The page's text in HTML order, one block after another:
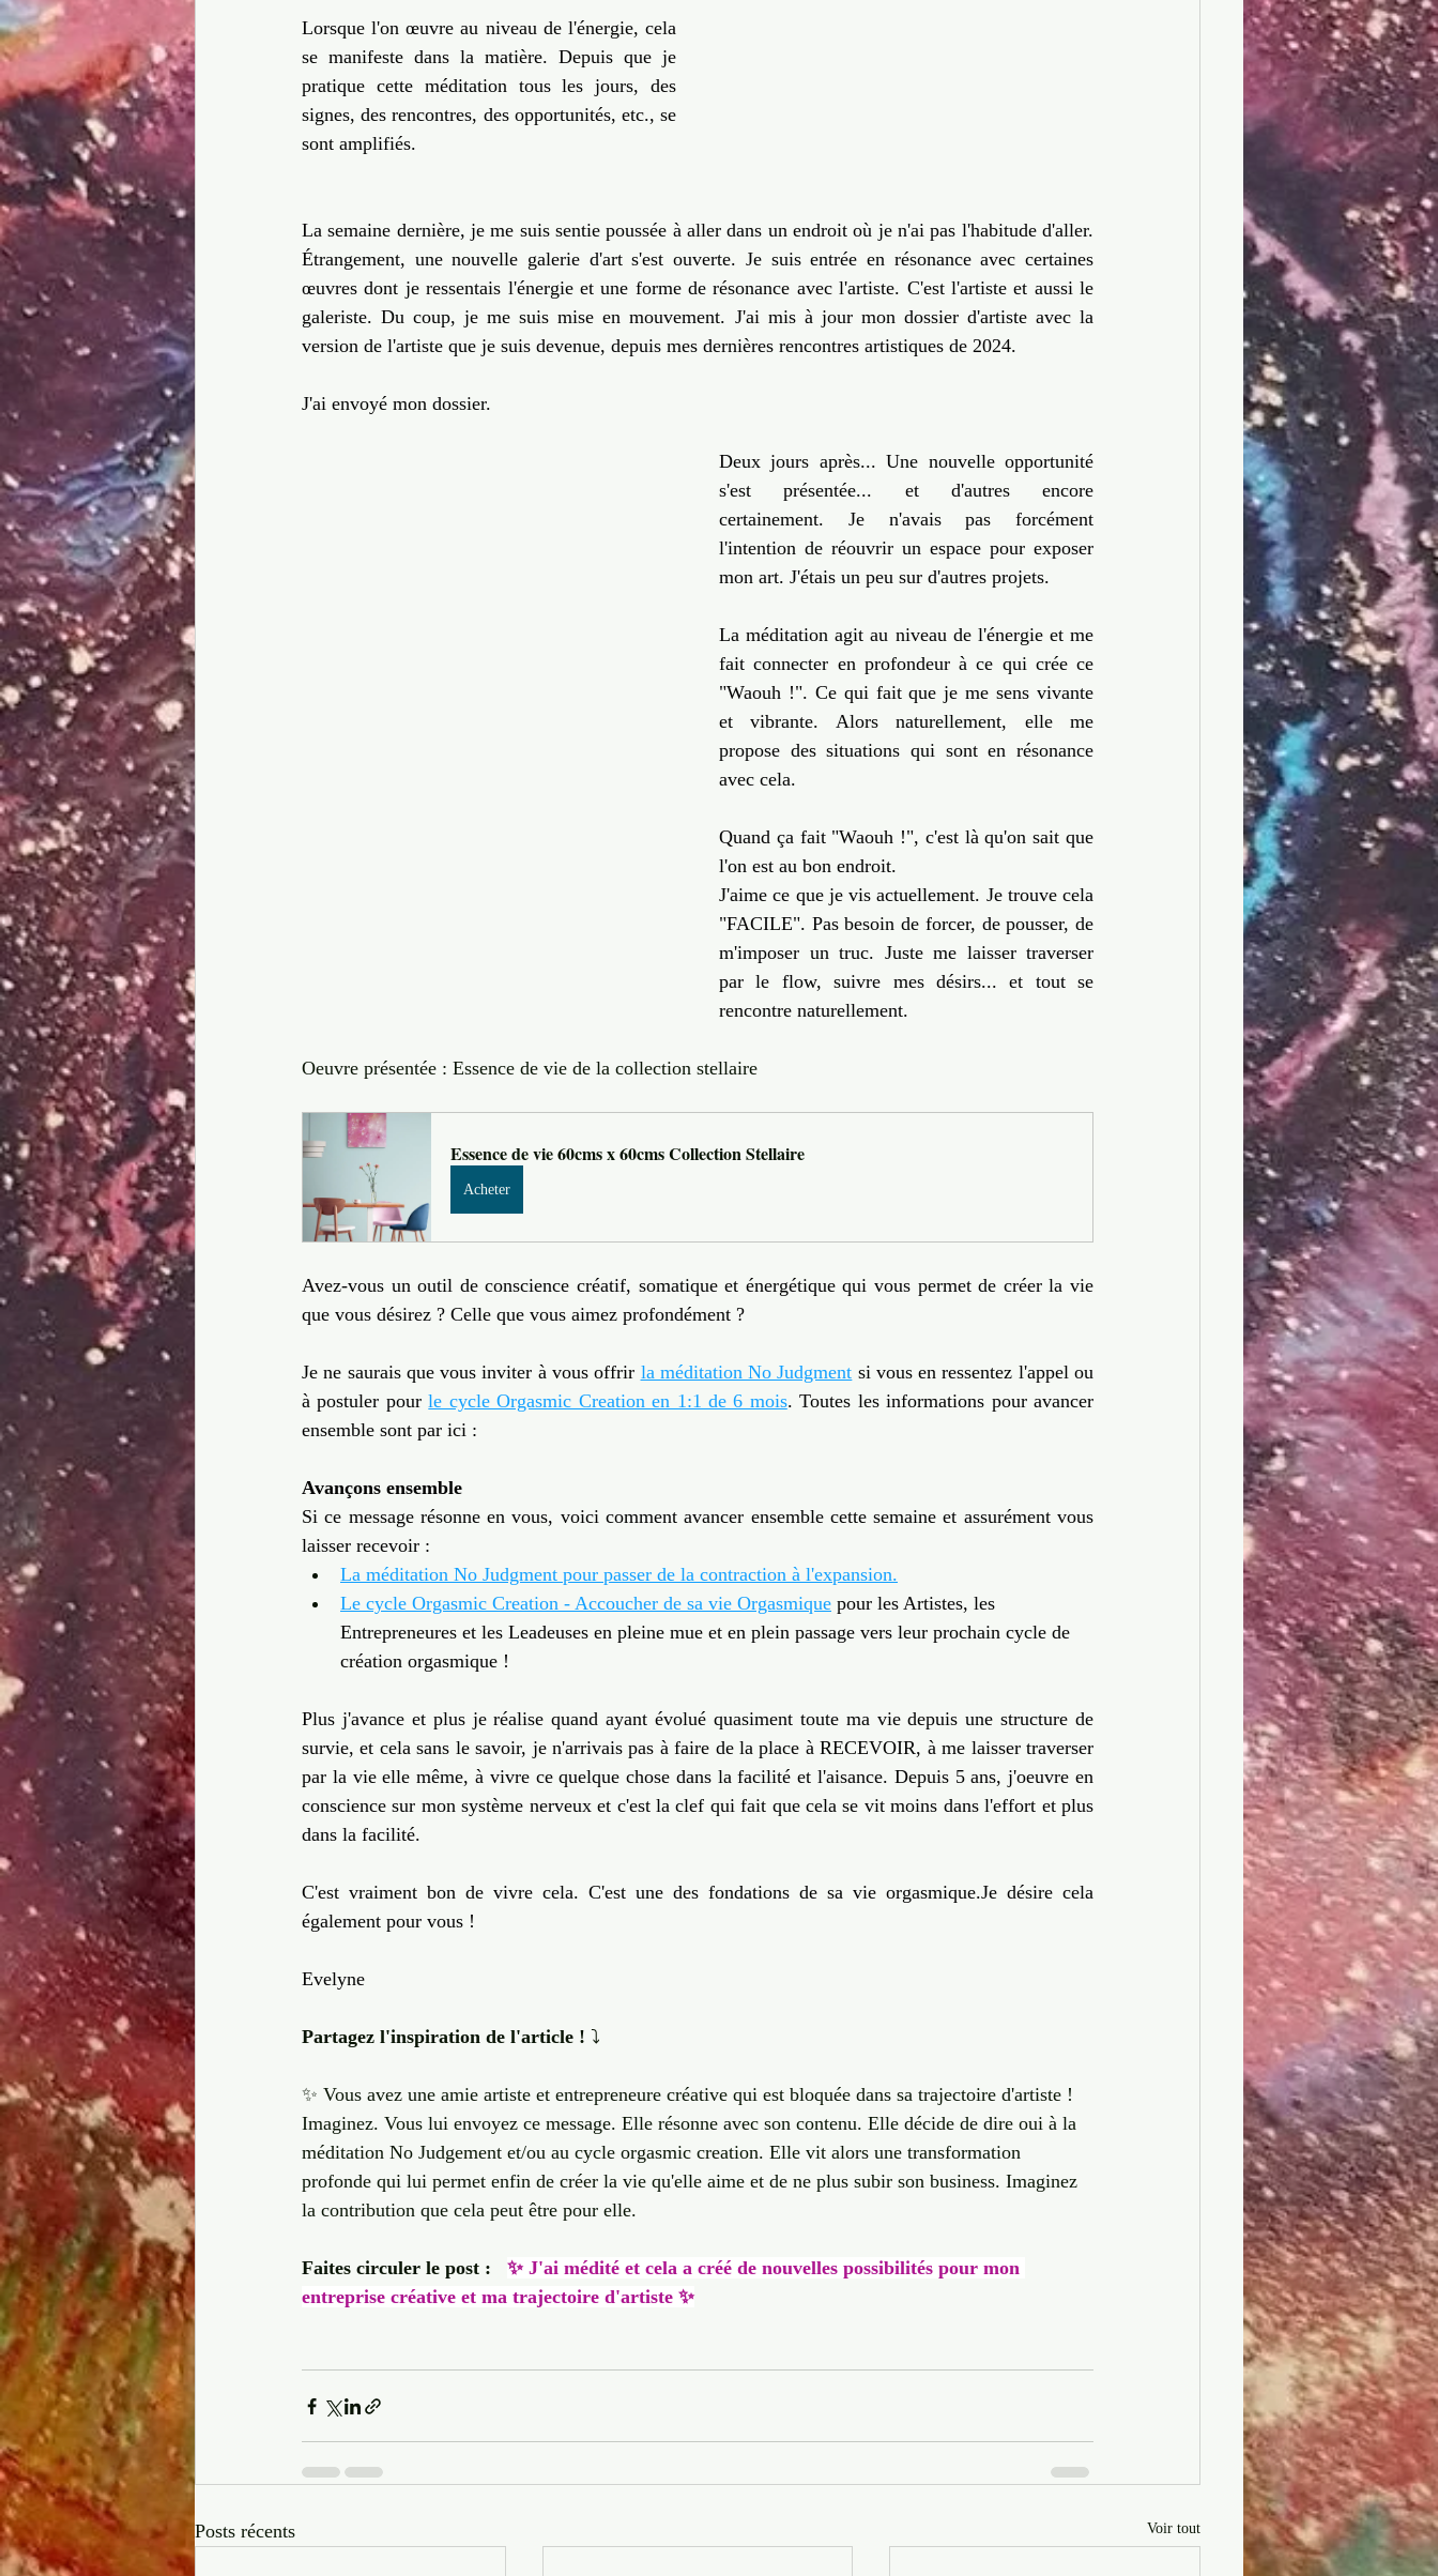
Lorsque l'on œuvre au niveau de l'énergie, cela
se manifeste dans la matière. Depuis que je
pratique cette méditation tous les jours, des
signes, des rencontres, des opportunités, etc., se
sont amplifiés.
La semaine dernière, je me suis sentie poussée à aller dans un endroit où je n'ai pas l'habitude d'aller.
Étrangement, une nouvelle galerie d'art s'est ouverte. Je suis entrée en résonance avec certaines
œuvres dont je ressentais l'énergie et une forme de résonance avec l'artiste. C'est l'artiste et aussi le
galeriste. Du coup, je me suis mise en mouvement. J'ai mis à jour mon dossier d'artiste avec la
version de l'artiste que je suis devenue, depuis mes dernières rencontres artistiques de 2024.
J'ai envoyé mon dossier.
Deux jours après... Une nouvelle opportunité
s'est présentée... et d'autres encore
certainement. Je n'avais pas forcément
l'intention de réouvrir un espace pour exposer
mon art. J'étais un peu sur d'autres projets.
La méditation agit au niveau de l'énergie et me
fait connecter en profondeur à ce qui crée ce
"Waouh !". Ce qui fait que je me sens vivante
et vibrante. Alors naturellement, elle me
propose des situations qui sont en résonance
avec cela.
Quand ça fait "Waouh !", c'est là qu'on sait que
l'on est au bon endroit.
J'aime ce que je vis actuellement. Je trouve cela
"FACILE". Pas besoin de forcer, de pousser, de
m'imposer un truc. Juste me laisser traverser
par le flow, suivre mes désirs... et tout se
rencontre naturellement.
Oeuvre présentée : Essence de vie de la collection stellaire
Essence de vie 60cms x 60cms Collection Stellaire
Acheter
Avez-vous un outil de conscience créatif, somatique et énergétique qui vous permet de créer la vie
que vous désirez ? Celle que vous aimez profondément ?
Je ne saurais que vous inviter à vous offrir la méditation No Judgment si vous en ressentez l'appel ou
à postuler pour le cycle Orgasmic Creation en 1:1 de 6 mois. Toutes les informations pour avancer
ensemble sont par ici :
Avançons ensemble
Si ce message résonne en vous, voici comment avancer ensemble cette semaine et assurément vous
laisser recevoir :
La méditation No Judgment pour passer de la contraction à l'expansion.
Le cycle Orgasmic Creation - Accoucher de sa vie Orgasmique pour les Artistes, les
Entrepreneures et les Leadeuses en pleine mue et en plein passage vers leur prochain cycle de
création orgasmique !
Plus j'avance et plus je réalise quand ayant évolué quasiment toute ma vie depuis une structure de
survie, et cela sans le savoir, je n'arrivais pas à faire de la place à RECEVOIR, à me laisser traverser
par la vie elle même, à vivre ce quelque chose dans la facilité et l'aisance. Depuis 5 ans, j'oeuvre en
conscience sur mon système nerveux et c'est la clef qui fait que cela se vit moins dans l'effort et plus
dans la facilité.
C'est vraiment bon de vivre cela. C'est une des fondations de sa vie orgasmique.Je désire cela
également pour vous !
Evelyne
Partagez l'inspiration de l'article ! ⤵️
✨ Vous avez une amie artiste et entrepreneure créative qui est bloquée dans sa trajectoire d'artiste !
Imaginez. Vous lui envoyez ce message. Elle résonne avec son contenu. Elle décide de dire oui à la
méditation No Judgement et/ou au cycle orgasmic creation. Elle vit alors une transformation
profonde qui lui permet enfin de créer la vie qu'elle aime et de ne plus subir son business. Imaginez
la contribution que cela peut être pour elle.
Faites circuler le post :
✨ J'ai médité et cela a créé de nouvelles possibilités pour mon
entreprise créative et ma trajectoire d'artiste ✨
Posts récents Voir tout